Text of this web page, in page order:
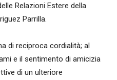
Relazioni Estere della
Parrilla.
di reciproca cordialità; al
e il sentimento di amicizia
di un ulteriore